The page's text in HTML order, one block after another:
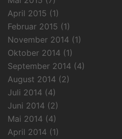
April 2015 (1)
Februar 2015 (1)
November 2014 (1)
Oktober 2014 (1)
September 2014 (4)
August 2014 (2)
Juli 2014 (4)
Juni 2014 (2)
Mai 2014 (4)
April 2014 (1)